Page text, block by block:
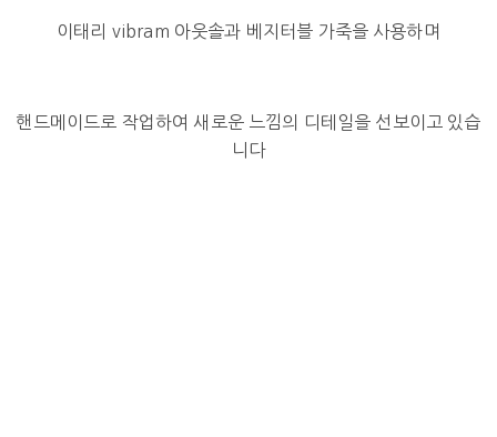
이태리 vibram 아웃솔과 베지터블 가죽을 사용하며
핸드메이드로 작업하여 새로운 느낌의 디테일을 선보이고 있습
니다